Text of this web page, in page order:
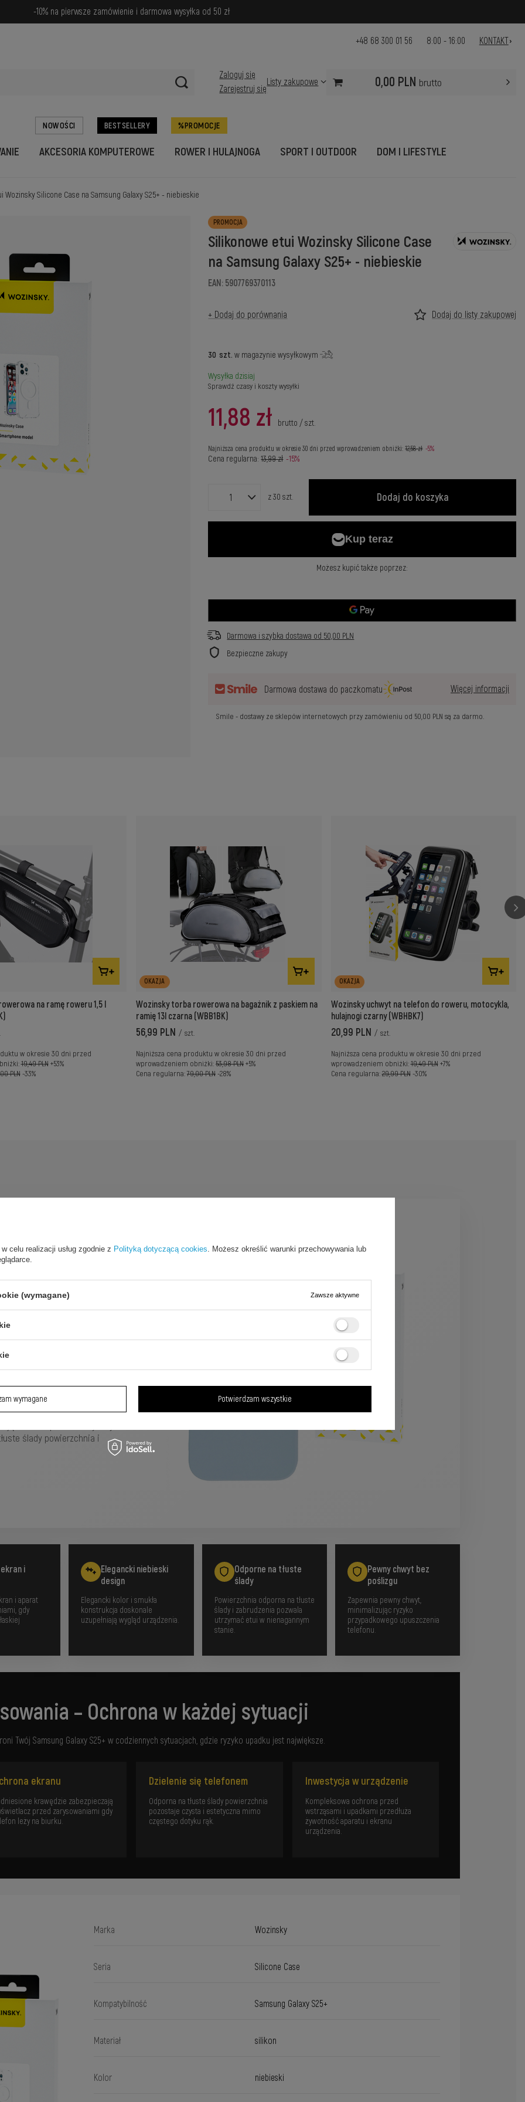
-10% na pierwsze zamówienie i darmowa wysyłka od 50 zł
+48 68 300 01 56 8:00 - 16:00 KONTAKT
Zaloguj się
Zarejestruj się
Listy zakupowe 0,00 PLN brutto
NOWOŚCI BESTSELLERY PROMOCJE
AKCESORIA KOMPUTEROWE ROWER I HULAJNOGA SPORT I OUTDOOR DOM I LIFESTYLE
Wozinsky Silicone Case na Samsung Galaxy S25+ - niebieskie
PROMOCJA
Silikonowe etui Wozinsky Silicone Case
na Samsung Galaxy S25+ - niebieskie
EAN: 5907769370113
+ Dodaj do porównania Dodaj do listy zakupowej
30 szt. w magazynie wysyłkowym
Wysyłka dzisiaj
Sprawdź czasy i koszty wysyłki
11,88 zł brutto /szt.
Najniższa cena produktu w okresie 30 dni przed wprowadzeniem obniżki:12,58 zł -5%
Cena regularna:13,99 zł -15%
z30szt. Dodaj do koszyka
Możesz kupić także poprzez:
Darmowa i szybka dostawa od 50,00 PLN
Bezpieczne zakupy
Darmowa dostawa do paczkomatu Więcej informacji
Smile - dostawy ze sklepów internetowych przy zamówieniu od 50,00 PLN są za darmo.
na ramę roweru 1,5 l
w okresie 30 dni przed
19,49 PLN +53%
PLN -33%
OKAZJA
Wozinsky torba rowerowa na bagażnik z paskiem na
ramię 13l czarna (WBB1BK)
56,99 PLN / szt.
Najniższa cena produktu w okresie 30 dni przed
wprowadzeniem obniżki:53,98 PLN+5%
Cena regularna:79,00 PLN-28%
OKAZJA
Wozinsky uchwyt na telefon do roweru, motocykla,
hulajnogi czarny (WBHBK7)
20,99 PLN / szt.
Najniższa cena produktu w okresie 30 dni przed
wprowadzeniem obniżki:19,49 PLN +7%
Cena regularna:29,99 PLN -30%
Galaxy
wstrząsami i zarysowaniami, a
ekran i aparat. Elastyczny
ślady powierzchnia i
i
i aparat
gdy
Elegancki niebieski
design
Elegancki kolor i smukła
konstrukcja doskonale
uzupełniają wygląd urządzenia.
Odporne na tłuste
ślady
Powierzchnia odporna na tłuste
ślady i zabrudzenia pozwala
utrzymać etui w nienagannym
stanie.
Pewny chwyt bez
poślizgu
Zapewnia pewny chwyt,
minimalizując ryzyko
przypadkowego upuszczenia
telefonu.
– Ochrona w każdej sytuacji
Twój Samsung Galaxy S25+ w codziennych sytuacjach, gdzie ryzyko upadku jest największe.
ekranu
krawędzie zabezpieczają
przed zarysowaniami gdy
leży na biurku.
Dzielenie się telefonem
Odporna na tłuste ślady powierzchnia
pozostaje czysta i estetyczna mimo
częstego dotyku rąk.
Inwestycja w urządzenie
Kompleksowa ochrona przed
wstrząsami i upadkami przedłuża
żywotność aparatu i ekranu
urządzenia.
Marka Wozinsky
Seria Silicone Case
Kompatybilność Samsung Galaxy S25+
Materiał silikon
Kolor niebieski
celu realizacji usług zgodnie z Polityką dotyczącą cookies. Możesz określić warunki przechowywania lub
(wymagane) Zawsze aktywne
wymagane Potwierdzam wszystkie